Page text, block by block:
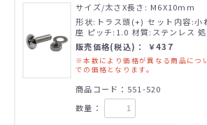
サイズ/太さX長さ: M6X10mm
形状:トラス頭(+) セット内容:小
座 ピッチ:1.0 材質:ステンレス
販売価格(税込)： ￥437
※本数により価格が異なる商品につ
での価格となります。
商品コード：551-520
数量：